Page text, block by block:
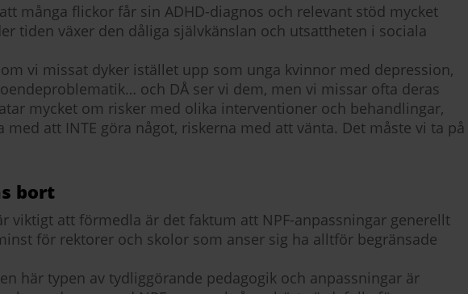
många flickor får sin ADHD-diagnos och relevant stöd mycket
tiden växer den dåliga självkänslan och utsattheten i sociala
vi missat dyker istället upp som unga kvinnor med depression,
och DÅ ser vi dem, men vi missar ofta deras
mycket om risker med olika interventioner och behandlingar,
att INTE göra något, riskerna med att vänta. Det måste vi ta på
bort
viktigt att förmedla är det faktum att NPF-anpassningar generellt
för rektorer och skolor som anser sig ha alltför begränsade
här typen av tydliggörande pedagogik och anpassningar är